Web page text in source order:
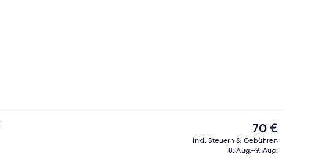
Deluxe | Minibar, Zimmersafe, Schreibtisch, Verdunkelungsvorhänge
Fassade der Unterkunft
Der
aktuelle
Preis
70 €
inkl. Steuern & Gebühren
8. Aug.–9. Aug.